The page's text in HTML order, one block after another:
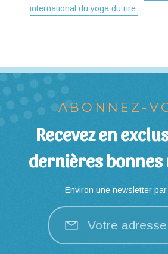
international du yoga du rire
ABONNEZ-
Recevez en
dernières bonnes
Environ une newsletter
Votre